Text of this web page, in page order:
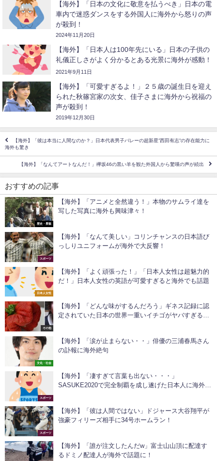
【海外】「日本の文化に敬意を払うべき」日本の電
車内で迷惑ダンスをする外国人に海外から怒りの声
が殺到！
2024年11月20日
【海外】「日本人は100年先にいる」日本の子供の
礼儀正しさがよく分かるとある光景に海外が感動！
2021年9月11日
【海外】「可愛すぎるよ！」２５歳の誕生日を迎え
られた秋篠宮家の次女、佳子さまに海外から祝福の
声が殺到！
2019年12月30日
【海外】「彼は本当に人間なのか？」日本代表男子バレーの超新星”西田有志”の存在能力に
海外も驚き
【海外】「なんてアートなんだ！」欅坂46の黒い羊を観た外国人から驚嘆の声が続出
おすすめの記事
歴史・景観
【海外】「アニメと全然違う！」本物のサムライ達を
写した写真に海外も興味津々！
スポーツ
【海外】「なんて美しい」コリンチャンスの日本語び
っしりユニフォームが海外で大反響！
日本人女性
【海外】「よく頑張った！」「日本人女性は超魅力的
だ！」日本人女性の英語が可愛すぎると海外でも話題
その他
【海外】「どんな味がするんだろう」ギネス記録に認
定されていた日本の世界一重いイチゴがヤバすぎると
文化・社会
【海外】「涙が止まらない・・」俳優の三浦春馬さん
の訃報に海外絶句
スポーツ
【海外】「凄すぎて言葉も出ない・・・」
SASUKE2020で完全制覇を成し遂げた日本人に海外驚
スポーツ
【海外】「彼は人間ではない」ドジャース大谷翔平が
強豪フィリーズ相手に34号ホームラン！
【海外】「誰が注文したんだw」富士山山頂に配達す
るドミノ配達人が海外で話題に！